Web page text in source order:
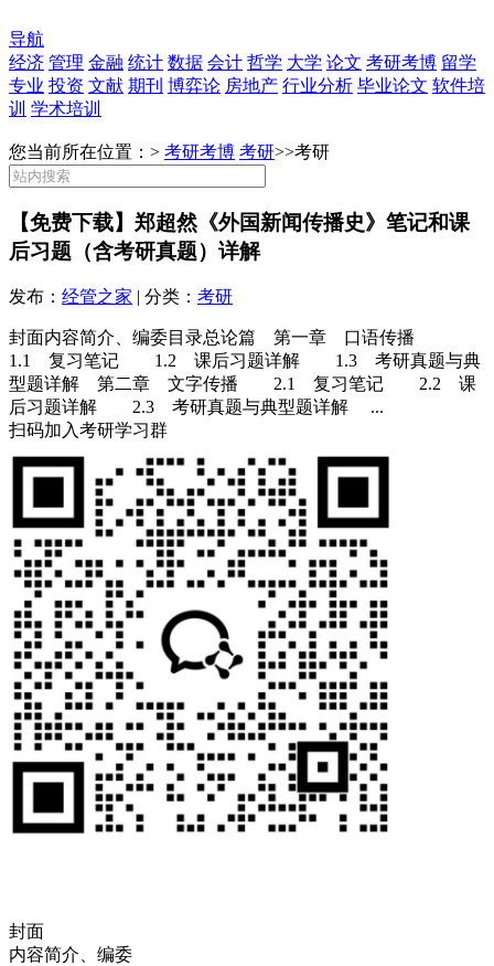
导航
经济 管理 金融 统计 数据 会计 哲学 大学 论文 考研考博 留学
专业 投资 文献 期刊 博弈论 房地产 行业分析 毕业论文 软件培
训 学术培训
您当前所在位置：> 考研考博 考研>>考研
【免费下载】郑超然《外国新闻传播史》笔记和课
后习题（含考研真题）详解
发布： 经管之家 | 分类： 考研
封面内容简介、编委目录总论篇 第一章 口语传播
1.1 复习笔记 1.2 课后习题详解 1.3 考研真题与典
型题详解 第二章 文字传播 2.1 复习笔记 2.2 课
后习题详解 2.3 考研真题与典型题详解 ...
扫码加入考研学习群
封面
内容简介、编委